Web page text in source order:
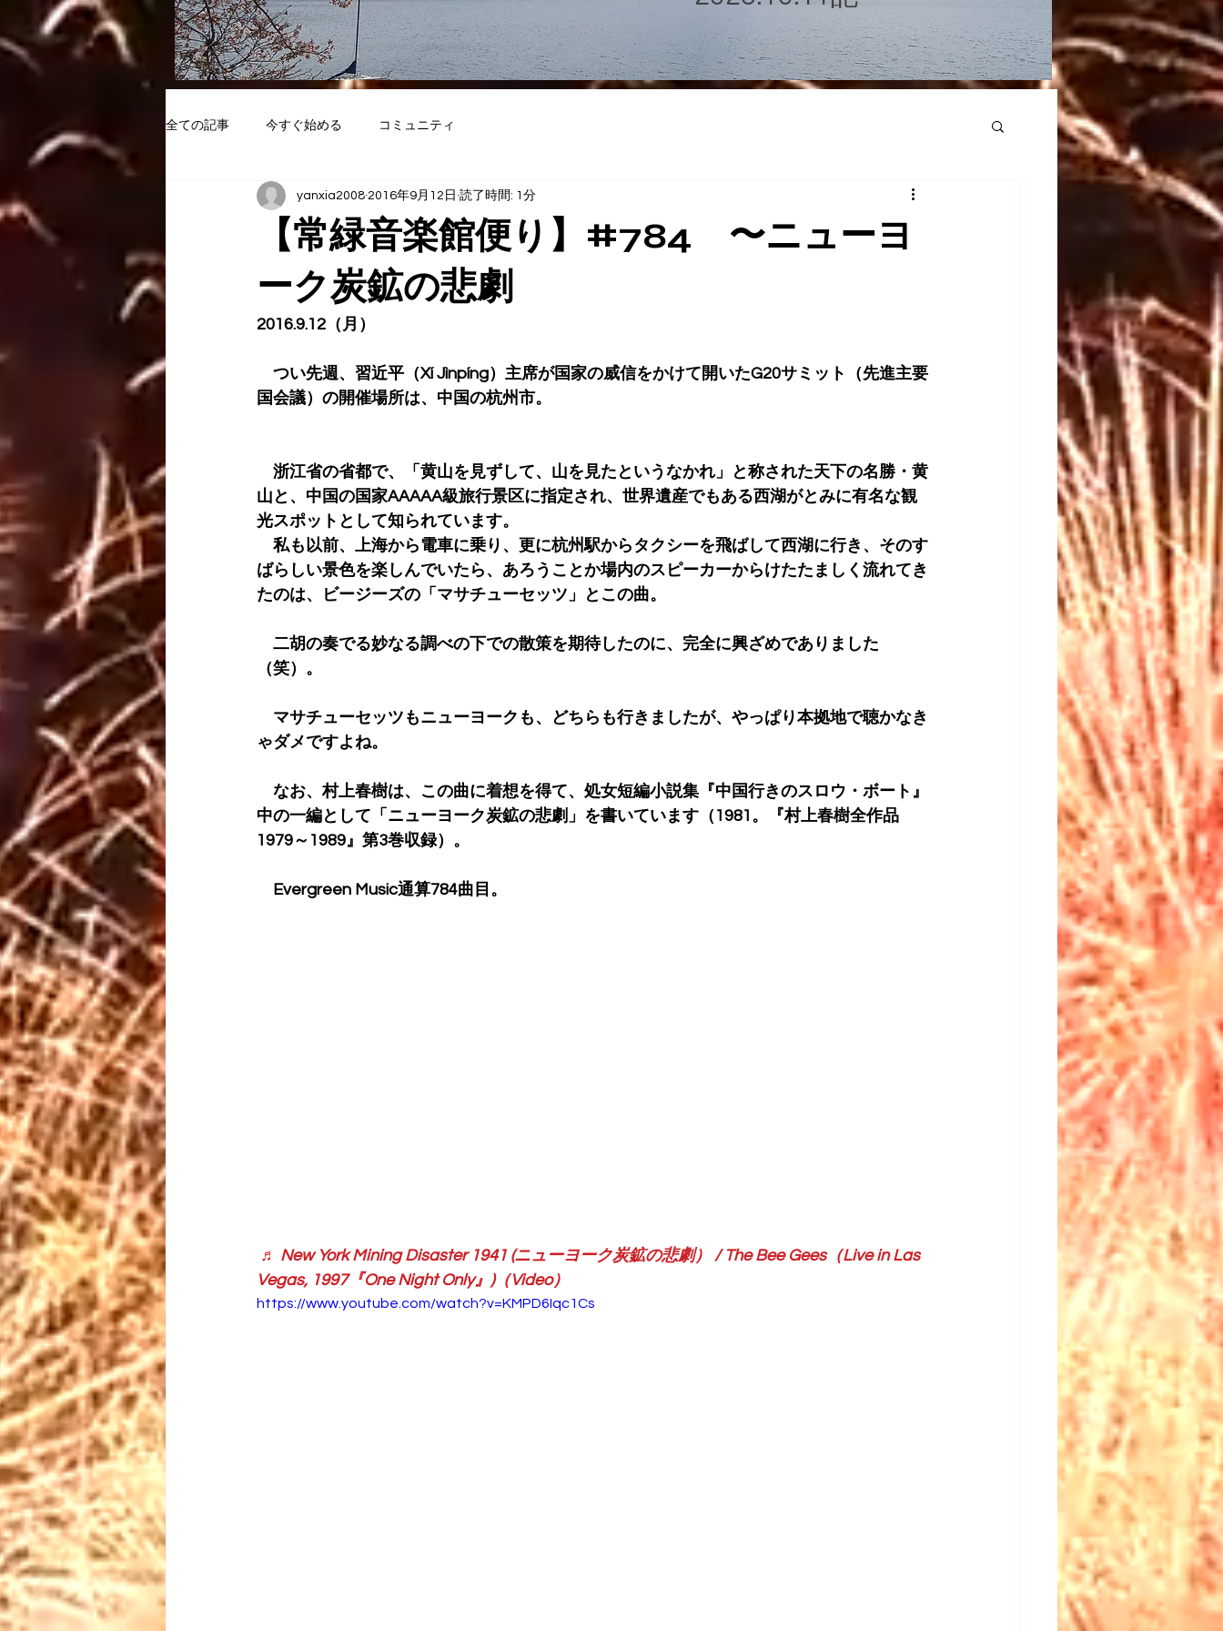
全ての記事 今すぐ始める コミュニティ
【常緑音楽館便り】#784 〜ニューヨ
ーク炭鉱の悲劇
yanxia2008 2016年9月12日 読了時間: 1分
2016.9.12（月）
つい先週、習近平（Xí Jìnpíng）主席が国家の威信をかけて開いたG20サミット（先進主要
国会議）の開催場所は、中国の杭州市。
浙江省の省都で、「黄山を見ずして、山を見たというなかれ」と称された天下の名勝・黄
山と、中国の国家AAAAA級旅行景区に指定され、世界遺産でもある西湖がとみに有名な観
光スポットとして知られています。
私も以前、上海から電車に乗り、更に杭州駅からタクシーを飛ばして西湖に行き、そのす
ばらしい景色を楽しんでいたら、あろうことか場内のスピーカーからけたたましく流れてき
たのは、ビージーズの「マサチューセッツ」とこの曲。
二胡の奏でる妙なる調べの下での散策を期待したのに、完全に興ざめでありました
（笑）。
マサチューセッツもニューヨークも、どちらも行きましたが、やっぱり本拠地で聴かなき
ゃダメですよね。
なお、村上春樹は、この曲に着想を得て、処女短編小説集『中国行きのスロウ・ボート』
中の一編として「ニューヨーク炭鉱の悲劇」を書いています（1981。『村上春樹全作品
1979～1989』第3巻収録）。
Evergreen Music通算784曲目。
♬ New York Mining Disaster 1941 (ニューヨーク炭鉱の悲劇） / The Bee Gees（Live in Las
Vegas, 1997『One Night Only』)（Video）
https://www.youtube.com/watch?v=KMPD6Iqc1Cs